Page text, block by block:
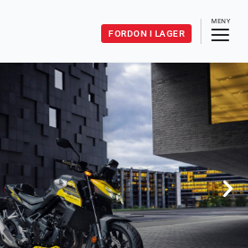
FORDON I LAGER